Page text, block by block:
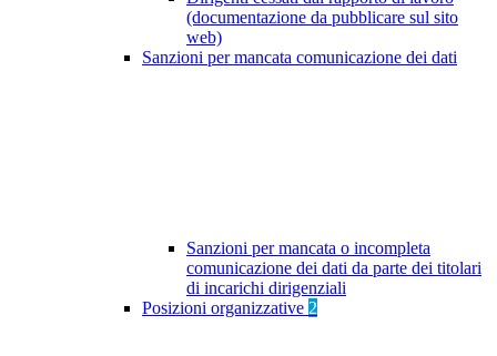
(documentazione da pubblicare sul sito
web)
Sanzioni per mancata comunicazione dei dati
Sanzioni per mancata o incompleta
comunicazione dei dati da parte dei titolari
di incarichi dirigenziali
Posizioni organizzative 2